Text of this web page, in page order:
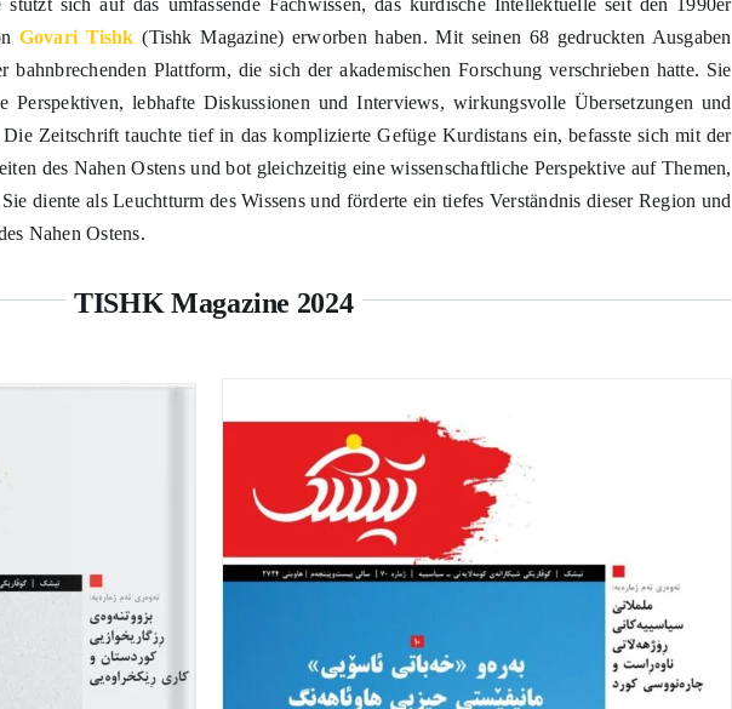
sich auf das umfassende Fachwissen, das kurdische Intellektuelle seit den 1990er
Govari Tishk(Tishk Magazine) erworben haben. Mit seinen 68 gedruckten Ausgaben
Plattform, die sich der akademischen Forschung verschrieben hatte. Sie
Perspektiven, lebhafte Diskussionen und Interviews, wirkungsvolle Übersetzungen und
Die Zeitschrift tauchte tief in das komplizierte Gefüge Kurdistans ein, befasste sich mit der
des Nahen Ostens und bot gleichzeitig eine wissenschaftliche Perspektive auf Themen,
diente als Leuchtturm des Wissens und förderte ein tiefes Verständnis dieser Region und